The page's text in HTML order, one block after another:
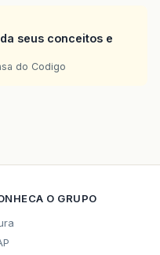
seus conceitos e
do Codigo
O GRUPO